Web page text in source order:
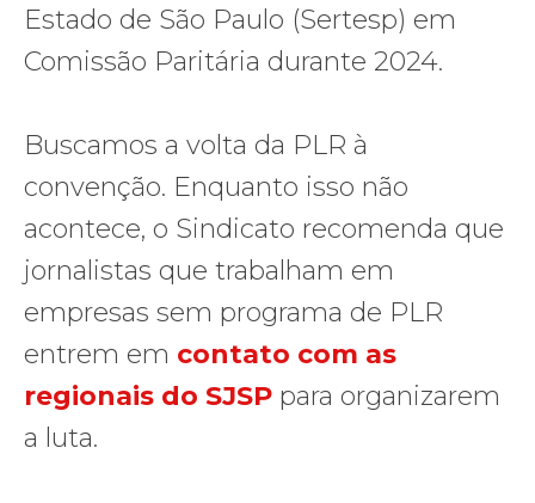
Estado de São Paulo (Sertesp) em
Comissão Paritária durante 2024.
Buscamos a volta da PLR à
convenção. Enquanto isso não
acontece, o Sindicato recomenda que
jornalistas que trabalham em
empresas sem programa de PLR
entrem em contato com as
regionais do SJSP para organizarem
a luta.